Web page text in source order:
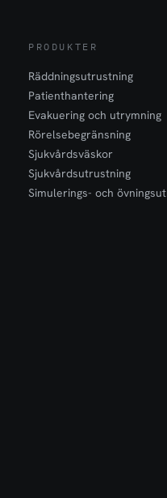
PRODUKTER
Räddningsutrustning
Patienthantering
Evakuering och utrymning
Rörelsebegränsning
Sjukvårdsväskor
Sjukvårdsutrustning
Simulerings- och